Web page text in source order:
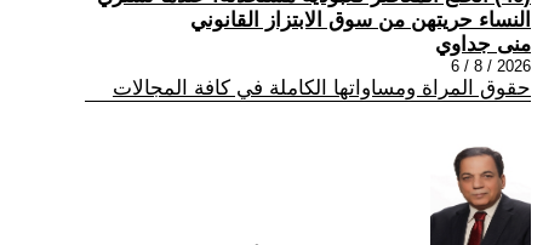
النساء حريتهن من سوق الابتزاز القانوني
منى جداوي
2026 / 8 / 6
حقوق المراة ومساواتها الكاملة في كافة المجالات